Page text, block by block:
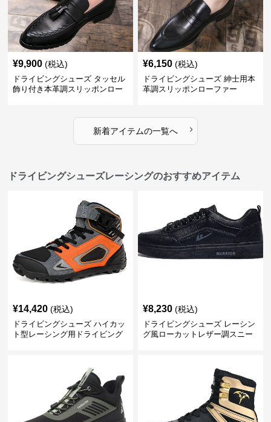
¥9,900 (税込)
ドライビングシューズ タッセル
飾り付き本革調スリッポンロー
¥6,150 (税込)
ドライビングシューズ 紳士用本
革調スリッポンローファー
新着アイテムの一覧へ ›
ドライビングシューズレーシングのおすすめアイテム
¥14,420 (税込)
ドライビングシューズ ハイカッ
ト型レーシング用ドライビング
¥8,230 (税込)
ドライビングシューズ レーシン
グ風ローカットレザー調スニー